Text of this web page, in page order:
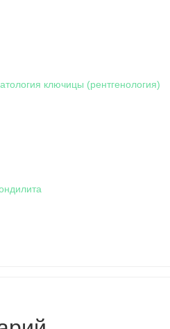
ключицы (рентгенология)